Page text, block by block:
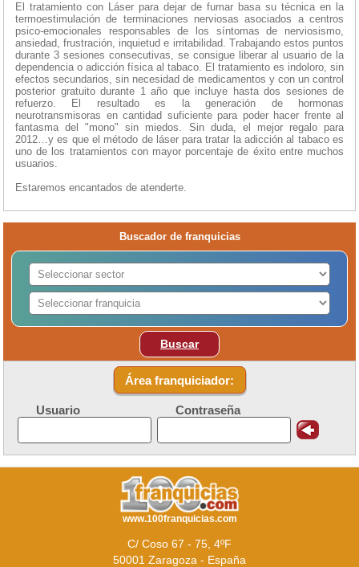
El tratamiento con Láser para dejar de fumar basa su técnica en la
termoestimulación de terminaciones nerviosas asociados a centros
psico-emocionales responsables de los síntomas de nerviosismo,
ansiedad, frustración, inquietud e irritabilidad. Trabajando estos puntos
durante 3 sesiones consecutivas, se consigue liberar al usuario de la
dependencia o adicción física al tabaco. El tratamiento es indoloro, sin
efectos secundarios, sin necesidad de medicamentos y con un control
posterior gratuito durante 1 año que incluye hasta dos sesiones de
refuerzo. El resultado es la generación de hormonas
neurotransmisoras en cantidad suficiente para poder hacer frente al
fantasma del "mono" sin miedos. Sin duda, el mejor regalo para
2012…y es que el método de láser para tratar la adicción al tabaco es
uno de los tratamientos con mayor porcentaje de éxito entre muchos
usuarios.
Estaremos encantados de atenderte.
Buscador de franquicias
Buscar
Área franquiciador:
Usuario Contraseña
www.100franquicias.com
C/ Coso 67 - 75, 4ºF
50001 Zaragoza - España